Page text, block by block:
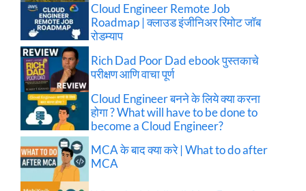
Cloud Engineer Remote Job
Roadmap | क्लाउड इंजीनिअर रिमोट जॉब
रोडम्याप
Rich Dad Poor Dad ebook पुस्तकाचे
परीक्षण आणि वाचा पूर्ण
Cloud Engineer बनने के लिये क्या करना
होगा ? What will have to be done to
become a Cloud Engineer?
MCA के बाद क्या करे | What to do after
MCA